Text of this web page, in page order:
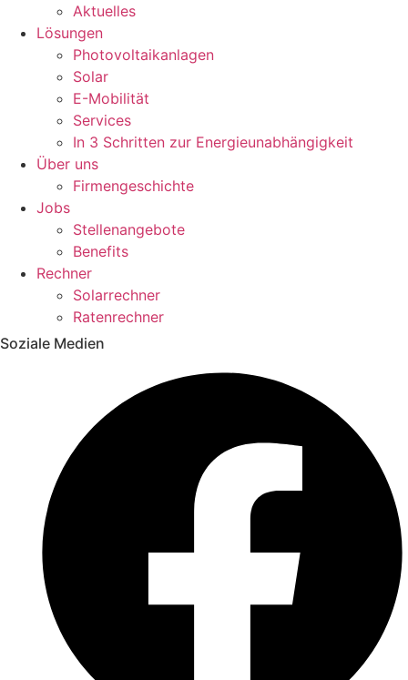
Aktuelles
Lösungen
Photovoltaikanlagen
Solar
E-Mobilität
Services
In 3 Schritten zur Energieunabhängigkeit
Über uns
Firmengeschichte
Jobs
Stellenangebote
Benefits
Rechner
Solarrechner
Ratenrechner
Soziale Medien